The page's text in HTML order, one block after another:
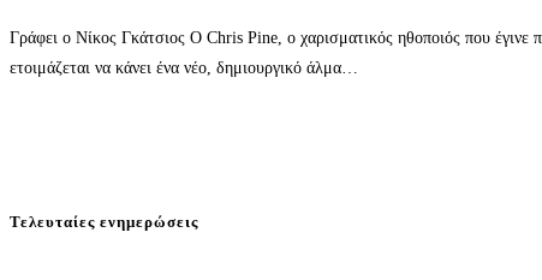
Γράφει ο Νίκος Γκάτσιος Ο Chris Pine, ο χαρισματικός ηθοποιός που
ετοιμάζεται να κάνει ένα νέο, δημιουργικό άλμα…
Τελευταίες ενημερώσεις